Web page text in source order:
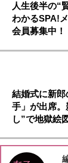
人生後半の“
わかるSPA!
会員募集中！
結婚式に新
手」が出席。
し”で地獄